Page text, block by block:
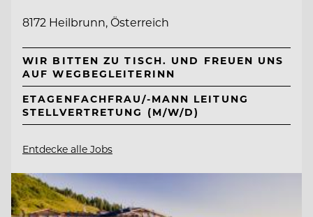
8172 Heilbrunn, Österreich
WIR BITTEN ZU TISCH. UND FREUEN UNS
AUF WEGBEGLEITERINN
ETAGENFACHFRAU/-MANN LEITUNG
STELLVERTRETUNG (M/W/D)
Entdecke alle Jobs